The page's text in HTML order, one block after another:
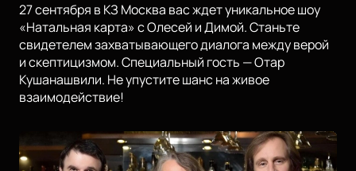
27 сентября в КЗ Москва вас ждет уникальное шоу
«Натальная карта» с Олесей и Димой. Станьте
свидетелем захватывающего диалога между верой
и скептицизмом. Специальный гость — Отар
Кушанашвили. Не упустите шанс на живое
взаимодействие!